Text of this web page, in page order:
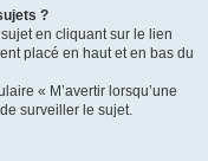
?
en cliquant sur le lien
placé en haut et en bas du
« M’avertir lorsqu’une
surveiller le sujet.